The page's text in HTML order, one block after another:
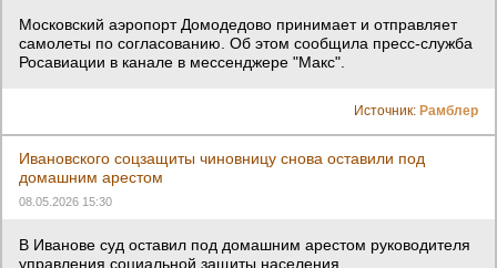
Московский аэропорт Домодедово принимает и отправляет
самолеты по согласованию. Об этом сообщила пресс-служба
Росавиации в канале в мессенджере "Макс".
Источник: Рамблер
Ивановского соцзащиты чиновницу снова оставили под
домашним арестом
08.05.2026 15:30
В Иванове суд оставил под домашним арестом руководителя
управления социальной защиты населения.